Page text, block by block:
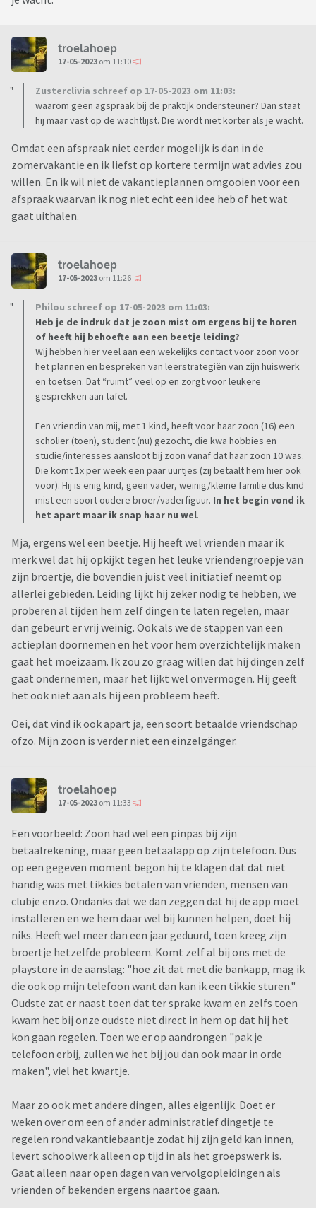
troelahoep
17-05-2023 om 11:10
Zusterclivia schreef op 17-05-2023 om 11:03:
waarom geen agspraak bij de praktijk ondersteuner? Dan staat
hij maar vast op de wachtlijst. Die wordt niet korter als je wacht.
Omdat een afspraak niet eerder mogelijk is dan in de
zomervakantie en ik liefst op kortere termijn wat advies zou
willen. En ik wil niet de vakantieplannen omgooien voor een
afspraak waarvan ik nog niet echt een idee heb of het wat
gaat uithalen.
troelahoep
17-05-2023 om 11:26
Philou schreef op 17-05-2023 om 11:03:
Heb je de indruk dat je zoon mist om ergens bij te horen
of heeft hij behoefte aan een beetje leiding?
Wij hebben hier veel aan een wekelijks contact voor zoon voor
het plannen en bespreken van leerstrategiën van zijn huiswerk
en toetsen. Dat “ruimt” veel op en zorgt voor leukere
gesprekken aan tafel.
Een vriendin van mij, met 1 kind, heeft voor haar zoon (16) een
scholier (toen), student (nu) gezocht, die kwa hobbies en
studie/interesses aansloot bij zoon vanaf dat haar zoon 10 was.
Die komt 1x per week een paar uurtjes (zij betaalt hem hier ook
voor). Hij is enig kind, geen vader, weinig/kleine familie dus kind
mist een soort oudere broer/vaderfiguur. In het begin vond ik
het apart maar ik snap haar nu wel.
Mja, ergens wel een beetje. Hij heeft wel vrienden maar ik
merk wel dat hij opkijkt tegen het leuke vriendengroepje van
zijn broertje, die bovendien juist veel initiatief neemt op
allerlei gebieden. Leiding lijkt hij zeker nodig te hebben, we
proberen al tijden hem zelf dingen te laten regelen, maar
dan gebeurt er vrij weinig. Ook als we de stappen van een
actieplan doornemen en het voor hem overzichtelijk maken
gaat het moeizaam. Ik zou zo graag willen dat hij dingen zelf
gaat ondernemen, maar het lijkt wel onvermogen. Hij geeft
het ook niet aan als hij een probleem heeft.
Oei, dat vind ik ook apart ja, een soort betaalde vriendschap
ofzo. Mijn zoon is verder niet een einzelgänger.
troelahoep
17-05-2023 om 11:33
Een voorbeeld: Zoon had wel een pinpas bij zijn
betaalrekening, maar geen betaalapp op zijn telefoon. Dus
op een gegeven moment begon hij te klagen dat dat niet
handig was met tikkies betalen van vrienden, mensen van
clubje enzo. Ondanks dat we dan zeggen dat hij de app moet
installeren en we hem daar wel bij kunnen helpen, doet hij
niks. Heeft wel meer dan een jaar geduurd, toen kreeg zijn
broertje hetzelfde probleem. Komt zelf al bij ons met de
playstore in de aanslag: "hoe zit dat met die bankapp, mag ik
die ook op mijn telefoon want dan kan ik een tikkie sturen."
Oudste zat er naast toen dat ter sprake kwam en zelfs toen
kwam het bij onze oudste niet direct in hem op dat hij het
kon gaan regelen. Toen we er op aandrongen "pak je
telefoon erbij, zullen we het bij jou dan ook maar in orde
maken", viel het kwartje.
Maar zo ook met andere dingen, alles eigenlijk. Doet er
weken over om een of ander administratief dingetje te
regelen rond vakantiebaantje zodat hij zijn geld kan innen,
levert schoolwerk alleen op tijd in als het groepswerk is.
Gaat alleen naar open dagen van vervolgopleidingen als
vrienden of bekenden ergens naartoe gaan.